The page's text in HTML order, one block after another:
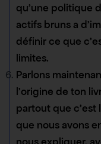
qu’une politique
actifs bruns a
définir ce que
limites.
Parlons
l’origine de ton
partout que c’est
que nous avons
nous expliquer,